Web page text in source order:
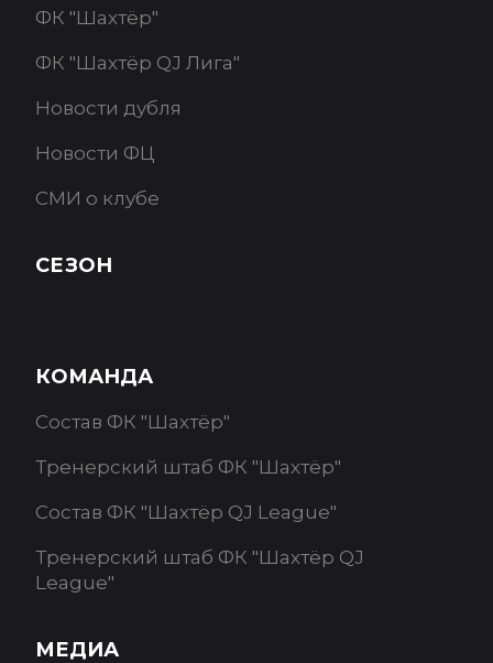
ФК "Шахтёр"
ФК "Шахтёр QJ Лига"
Новости дубля
Новости ФЦ
СМИ о клубе
СЕЗОН
КОМАНДА
Состав ФК "Шахтёр"
Тренерский штаб ФК "Шахтёр"
Состав ФК "Шахтёр QJ League"
Тренерский штаб ФК "Шахтёр QJ
League"
МЕДИА